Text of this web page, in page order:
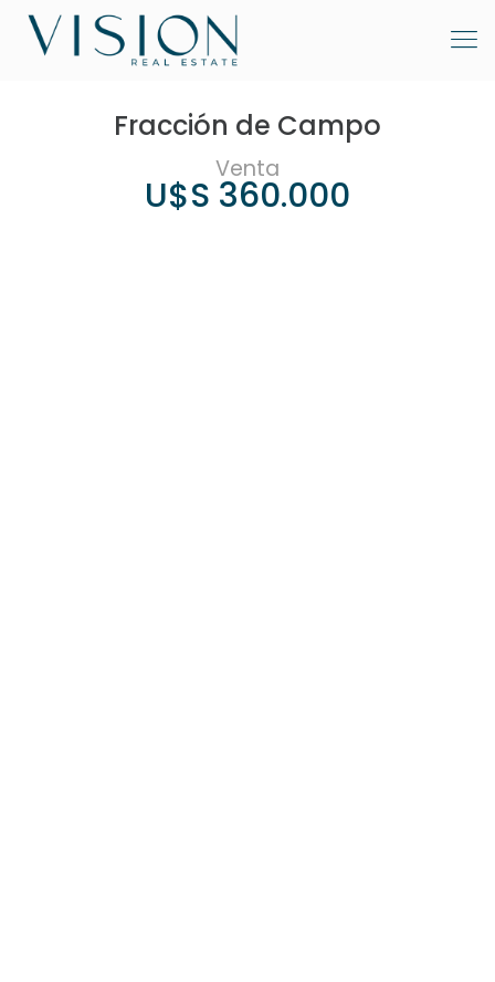
Fracción de Campo
Venta
U$S 360.000